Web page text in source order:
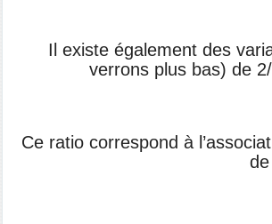
Il existe également des
verrons plus bas) de
Ce ratio correspond à